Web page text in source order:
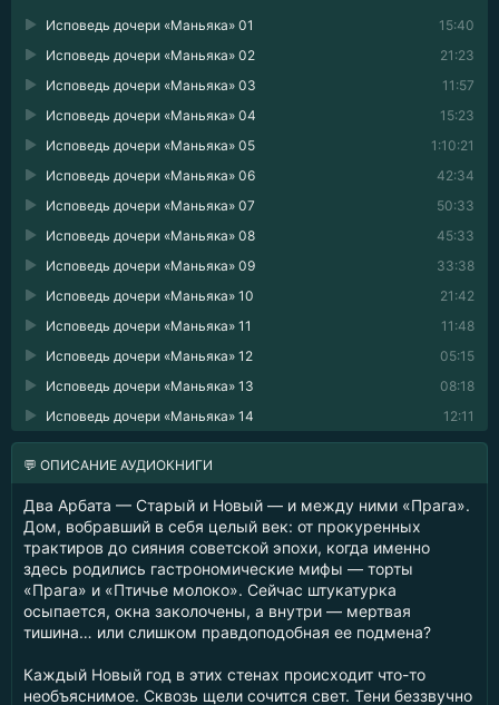
15:40
Исповедь дочери «Маньяка» 01
21:23
Исповедь дочери «Маньяка» 02
11:57
Исповедь дочери «Маньяка» 03
15:23
Исповедь дочери «Маньяка» 04
1:10:21
Исповедь дочери «Маньяка» 05
42:34
Исповедь дочери «Маньяка» 06
50:33
Исповедь дочери «Маньяка» 07
45:33
Исповедь дочери «Маньяка» 08
33:38
Исповедь дочери «Маньяка» 09
21:42
Исповедь дочери «Маньяка» 10
11:48
Исповедь дочери «Маньяка» 11
05:15
Исповедь дочери «Маньяка» 12
08:18
Исповедь дочери «Маньяка» 13
12:11
Исповедь дочери «Маньяка» 14
💬 ОПИСАНИЕ АУДИОКНИГИ
Два Арбата — Старый и Новый — и между ними «Прага».
Дом, вобравший в себя целый век: от прокуренных
трактиров до сияния советской эпохи, когда именно
здесь родились гастрономические мифы — торты
«Прага» и «Птичье молоко». Сейчас штукатурка
осыпается, окна заколочены, а внутри — мертвая
тишина… или слишком правдоподобная ее подмена?
Каждый Новый год в этих стенах происходит что-то
необъяснимое. Сквозь щели сочится свет. Тени беззвучно